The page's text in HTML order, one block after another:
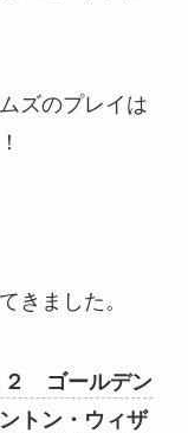
ズのプレイは
きました。
２ ゴールデン
トン・ウィザ